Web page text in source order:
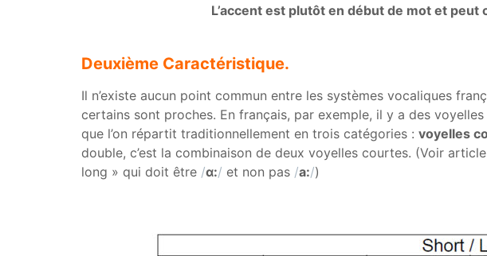
L’accent est plutôt en début de mot et
Deuxième Caractéristique.
Il n’existe aucun point commun entre les systèmes vocaliques
certains sont proches. En français, par exemple, il y a des
que l’on répartit traditionnellement en trois catégories : voyelles
double, c’est la combinaison de deux voyelles courtes. (Voir article
long » qui doit être /ɑ:/ et non pas /a:/)